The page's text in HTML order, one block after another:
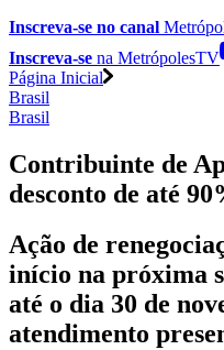
Inscreva-se no canal
Inscreva-se na MetrópolesTV
Página Inicial
Brasil
Brasil
Contribuinte de
desconto de até
Ação de
início na próxima
até o dia 30 de
atendimento